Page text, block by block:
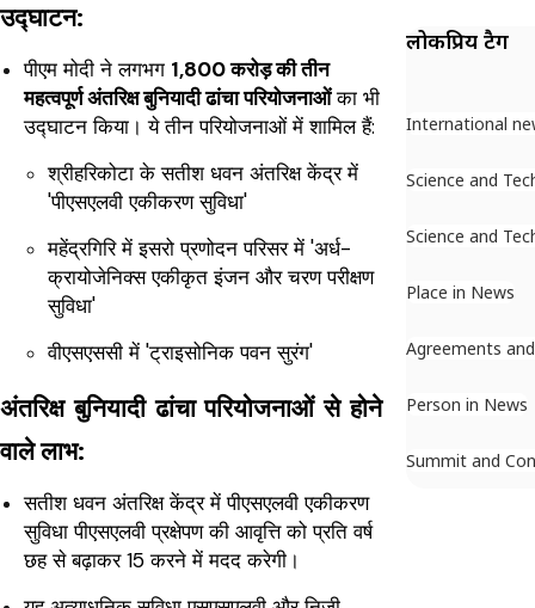
उद्घाटन:
पीएम मोदी ने लगभग ₹1,800 करोड़ की तीन
महत्वपूर्ण अंतरिक्ष बुनियादी ढांचा परियोजनाओंका भी
उद्घाटन किया। ये तीन परियोजनाओं में शामिल हैं:
श्रीहरिकोटा के सतीश धवन अंतरिक्ष केंद्र में
'पीएसएलवी एकीकरण सुविधा'
महेंद्रगिरि में इसरो प्रणोदन परिसर में 'अर्ध-
क्रायोजेनिक्स एकीकृत इंजन और चरण परीक्षण
सुविधा'
वीएसएससी में 'ट्राइसोनिक पवन सुरंग'
अंतरिक्ष बुनियादी ढांचा परियोजनाओं से होने
वाले लाभ:
सतीश धवन अंतरिक्ष केंद्र में पीएसएलवी एकीकरण
सुविधा पीएसएलवी प्रक्षेपण की आवृत्ति को प्रति वर्ष
छह से बढ़ाकर 15 करने में मदद करेगी।
लोकप्रिय टैग
International
Science and
Science and
Place in News
Agreements
Person in News
Summit and